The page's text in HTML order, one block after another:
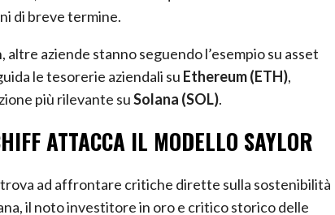
di breve termine.
aziende stanno seguendo l’esempio su asset
le tesorerie aziendali su Ethereum (ETH)
più rilevante su Solana (SOL)
ATTACCA IL MODELLO SAYLOR
ad affrontare critiche dirette sulla sostenibilità
il noto investitore in oro e critico storico delle